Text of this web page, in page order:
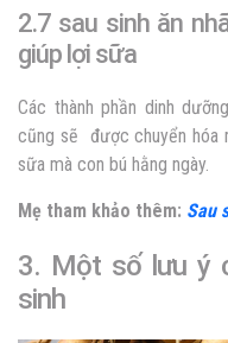
2.7 sau sinh ăn
giúp lợi sữa
Các thành phần dinh
cũng sẽ được chuyển hóa
sữa mà con bú hằng ngày.
Mẹ tham khảo thêm: Sau
3. Một số lưu ý
sinh